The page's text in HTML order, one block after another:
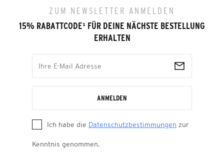
ZUM NEWSLETTER ANMELDEN
15% RABATTCODE¹ FÜR DEINE NÄCHSTE BESTELLUNG
ERHALTEN
ANMELDEN
Ich habe die Datenschutzbestimmungen zur
Kenntnis genommen.